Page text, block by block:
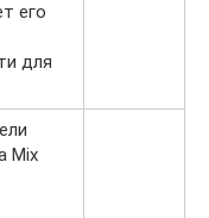
его
для
Mix